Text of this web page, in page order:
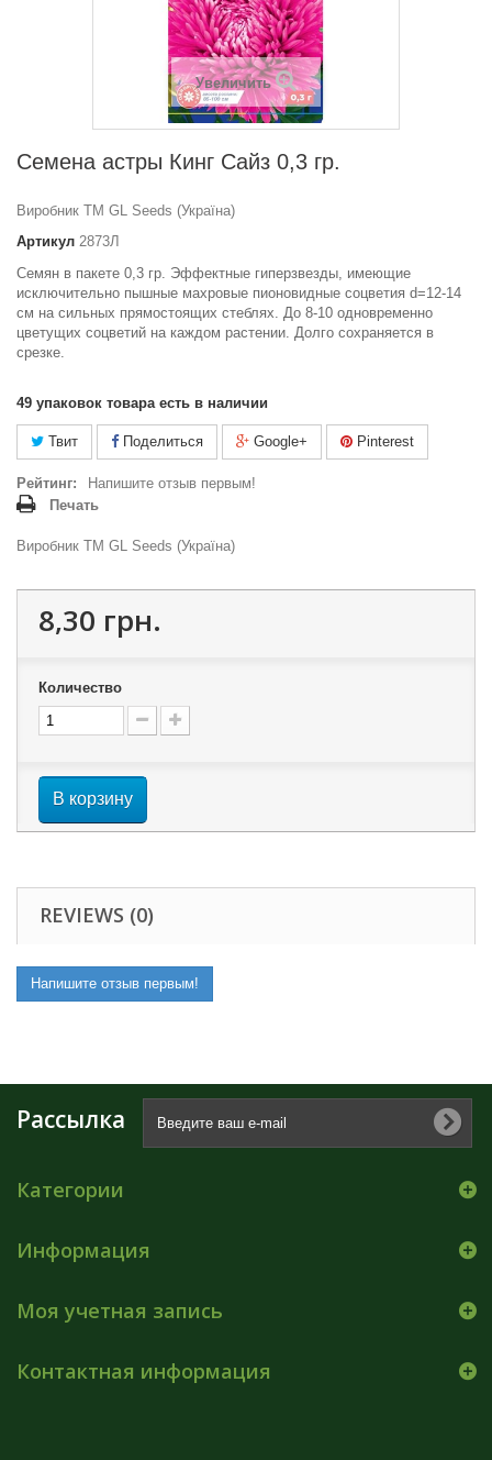
Увеличить
Семена астры Кинг Сайз 0,3 гр.
Виробник ТМ GL Seeds (Україна)
Артикул 2873Л
Семян в пакете 0,3 гр. Эффектные гиперзвезды, имеющие
исключительно пышные махровые пионовидные соцветия d=12-14
см на сильных прямостоящих стеблях. До 8-10 одновременно
цветущих соцветий на каждом растении. Долго сохраняется в
срезке.
49 упаковок товара есть в наличии
Твит Поделиться Google+ Pinterest
Рейтинг:
Напишите отзыв первым!
Печать
Виробник ТМ GL Seeds (Україна)
8,30 грн.
Количество
В корзину
REVIEWS (0)
Напишите отзыв первым!
Рассылка
Категории
Информация
Моя учетная запись
Контактная информация